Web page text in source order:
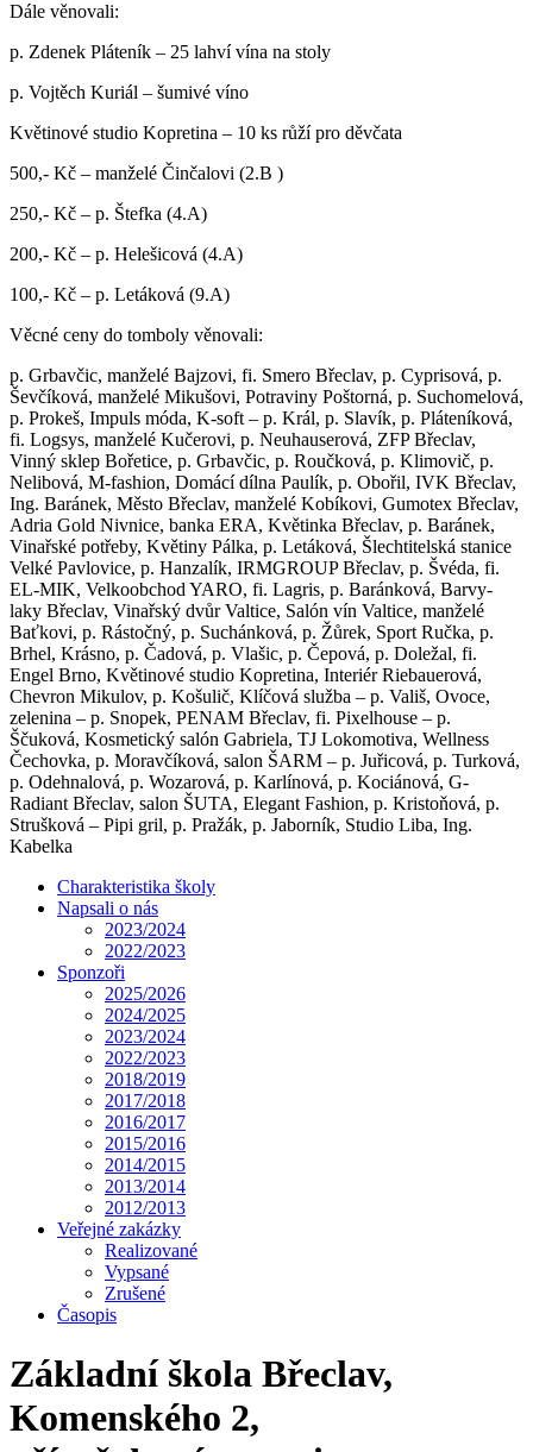
Dále věnovali:
p. Zdenek Pláteník – 25 lahví vína na stoly
p. Vojtěch Kuriál – šumivé víno
Květinové studio Kopretina – 10 ks růží pro děvčata
500,- Kč – manželé Činčalovi (2.B )
250,- Kč – p. Štefka (4.A)
200,- Kč – p. Helešicová (4.A)
100,- Kč – p. Letáková (9.A)
Věcné ceny do tomboly věnovali:
p. Grbavčic, manželé Bajzovi, fi. Smero Břeclav, p. Cyprisová, p.
Ševčíková, manželé Mikušovi, Potraviny Poštorná, p. Suchomelová,
p. Prokeš, Impuls móda, K-soft – p. Král, p. Slavík, p. Pláteníková,
fi. Logsys, manželé Kučerovi, p. Neuhauserová, ZFP Břeclav,
Vinný sklep Bořetice, p. Grbavčic, p. Roučková, p. Klimovič, p.
Nelibová, M-fashion, Domácí dílna Paulík, p. Obořil, IVK Břeclav,
Ing. Baránek, Město Břeclav, manželé Kobíkovi, Gumotex Břeclav,
Adria Gold Nivnice, banka ERA, Květinka Břeclav, p. Baránek,
Vinařské potřeby, Květiny Pálka, p. Letáková, Šlechtitelská stanice
Velké Pavlovice, p. Hanzalík, IRMGROUP Břeclav, p. Švéda, fi.
EL-MIK, Velkoobchod YARO, fi. Lagris, p. Baránková, Barvy-
laky Břeclav, Vinařský dvůr Valtice, Salón vín Valtice, manželé
Baťkovi, p. Rástočný, p. Suchánková, p. Žůrek, Sport Ručka, p.
Brhel, Krásno, p. Čadová, p. Vlašic, p. Čepová, p. Doležal, fi.
Engel Brno, Květinové studio Kopretina, Interiér Riebauerová,
Chevron Mikulov, p. Košulič, Klíčová služba – p. Vališ, Ovoce,
zelenina – p. Snopek, PENAM Břeclav, fi. Pixelhouse – p.
Ščuková, Kosmetický salón Gabriela, TJ Lokomotiva, Wellness
Čechovka, p. Moravčíková, salon ŠARM – p. Juřicová, p. Turková,
p. Odehnalová, p. Wozarová, p. Karlínová, p. Kociánová, G-
Radiant Břeclav, salon ŠUTA, Elegant Fashion, p. Kristoňová, p.
Strušková – Pipi gril, p. Pražák, p. Jaborník, Studio Liba, Ing.
Kabelka
Charakteristika školy
Napsali o nás
2023/2024
2022/2023
Sponzoři
2025/2026
2024/2025
2023/2024
2022/2023
2018/2019
2017/2018
2016/2017
2015/2016
2014/2015
2013/2014
2012/2013
Veřejné zakázky
Realizované
Vypsané
Zrušené
Časopis
Základní škola Břeclav,
Komenského 2,